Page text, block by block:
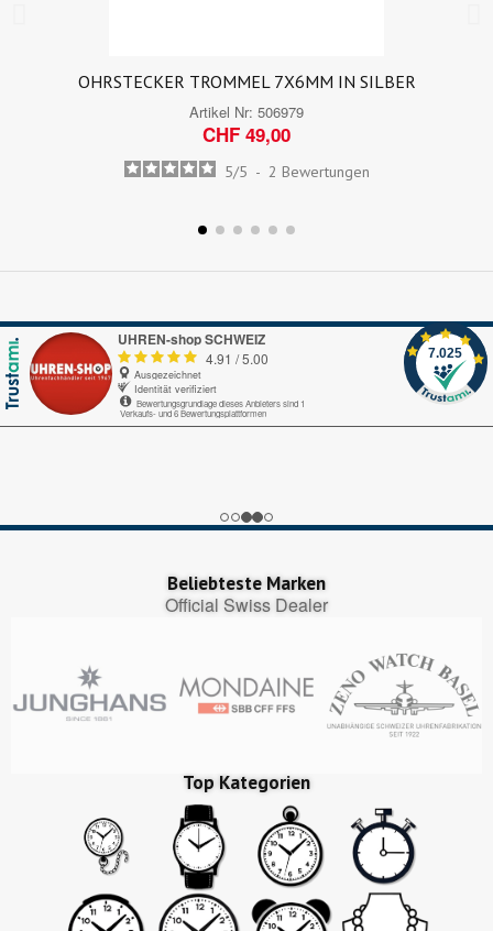
OHRSTECKER TROMMEL 7X6MM IN SILBER
Artikel Nr: 506979
CHF 49,00
5/5 - 2 Bewertungen
UHREN-shop SCHWEIZ
4.91 /5.00
Ausgezeichnet
Identität verifiziert
Bewertungsgrundlage dieses Anbieters sind 1
Verkaufs- und 6 Bewertungsplattformen
7.025
Beliebteste Marken
Official Swiss Dealer
Top Kategorien